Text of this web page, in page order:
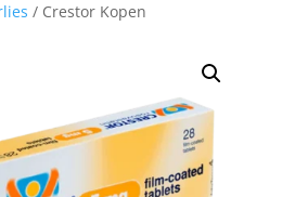
/ Crestor Kopen